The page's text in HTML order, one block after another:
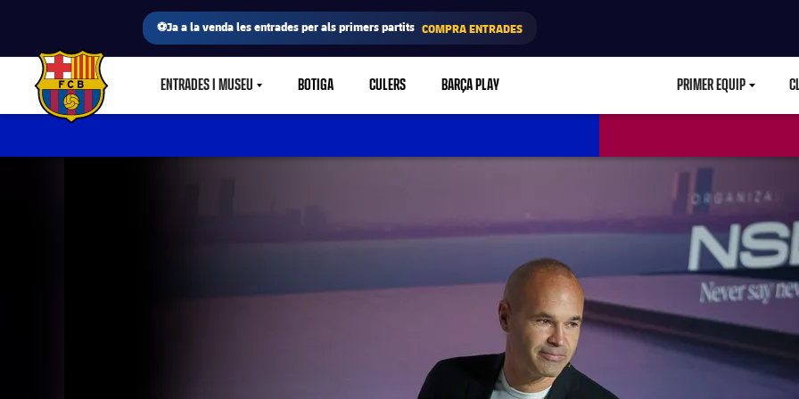
⚽Ja a la venda les entrades per als primers partits COMPRA ENTRADES
FC Barcelona club badge ENTRADES I MUSEULABEL.SHARE.CARETDOWN
BOTIGA CULERS BARÇA PLAY PRIMER EQUIP